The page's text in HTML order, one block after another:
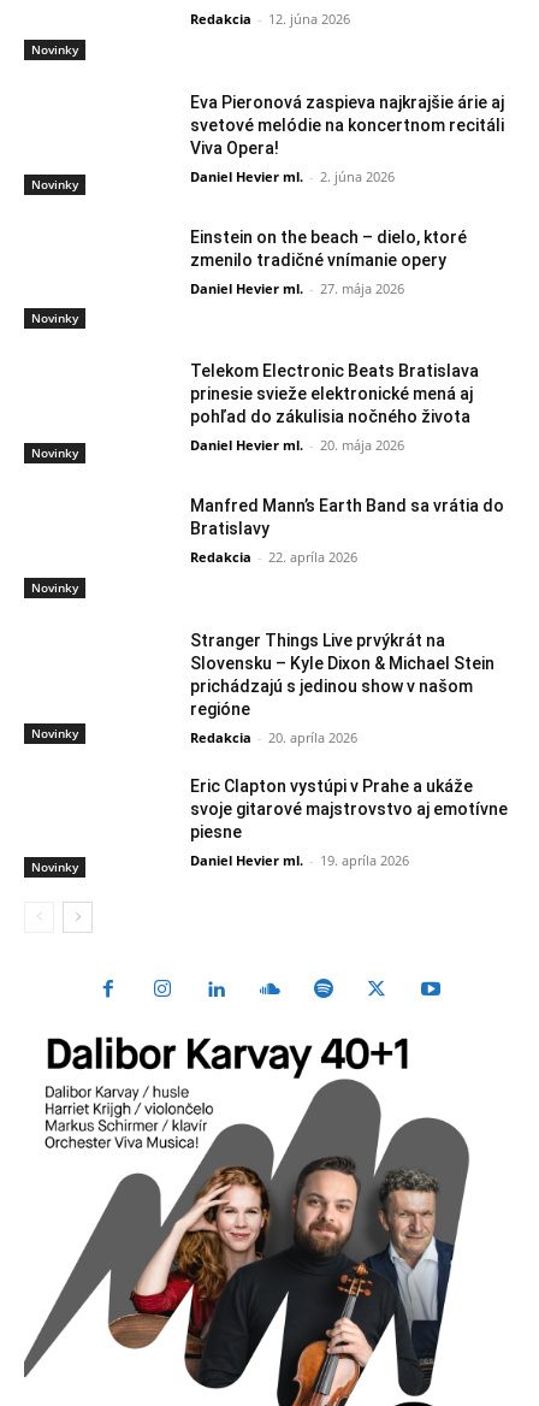
Novinky
Redakcia - 12. júna 2026
Novinky
Eva Pieronová zaspieva najkrajšie árie aj
svetové melódie na koncertnom recitáli
Viva Opera!
Daniel Hevier ml. - 2. júna 2026
Novinky
Einstein on the beach – dielo, ktoré
zmenilo tradičné vnímanie opery
Daniel Hevier ml. - 27. mája 2026
Novinky
Telekom Electronic Beats Bratislava
prinesie svieže elektronické mená aj
pohľad do zákulisia nočného života
Daniel Hevier ml. - 20. mája 2026
Novinky
Manfred Mann’s Earth Band sa vrátia do
Bratislavy
Redakcia - 22. apríla 2026
Novinky
Stranger Things Live prvýkrát na
Slovensku – Kyle Dixon & Michael Stein
prichádzajú s jedinou show v našom
regióne
Redakcia - 20. apríla 2026
Novinky
Eric Clapton vystúpi v Prahe a ukáže
svoje gitarové majstrovstvo aj emotívne
piesne
Daniel Hevier ml. - 19. apríla 2026